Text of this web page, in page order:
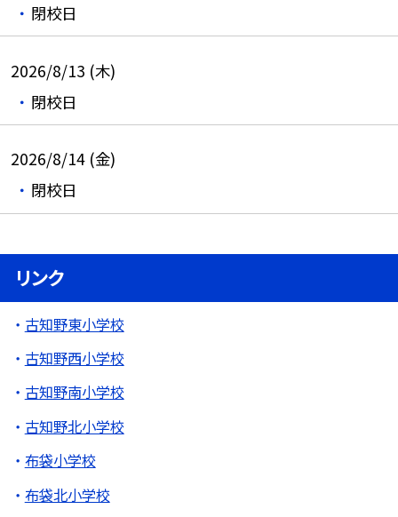
閉校日
2026/8/13 (木)
閉校日
2026/8/14 (金)
閉校日
リンク
古知野東小学校
古知野西小学校
古知野南小学校
古知野北小学校
布袋小学校
布袋北小学校